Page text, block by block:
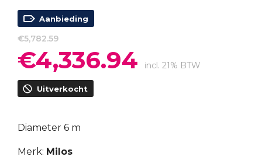
Aanbieding
€5,782.59
Oorspronkelijke
prijs
was:
€5,782.59.
€4,336.94 prijs
incl. 21% BTW
Uitverkocht
Diameter 6 m
Merk: Milos